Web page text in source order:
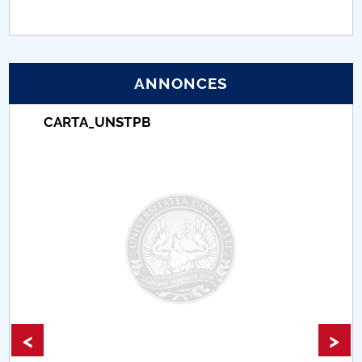
PNRR
Comisie de etica unversitară
Accesibilitate pentru studenții cu dizabilități
ANNONCES
CARTA_UNSTPB
< >